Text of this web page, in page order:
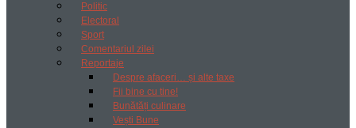
Politic
Electoral
Sport
Comentariul zilei
Reportaje
Despre afaceri… și alte taxe
Fii bine cu tine!
Bunătăți culinare
Vești Bune